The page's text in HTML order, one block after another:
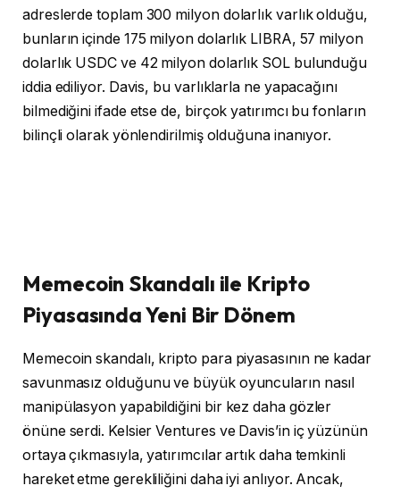
adreslerde toplam 300 milyon dolarlık varlık olduğu,
bunların içinde 175 milyon dolarlık LIBRA, 57 milyon
dolarlık USDC ve 42 milyon dolarlık SOL bulunduğu
iddia ediliyor. Davis, bu varlıklarla ne yapacağını
bilmediğini ifade etse de, birçok yatırımcı bu fonların
bilinçli olarak yönlendirilmiş olduğuna inanıyor.
Memecoin Skandalı ile Kripto
Piyasasında Yeni Bir Dönem
Memecoin skandalı, kripto para piyasasının ne kadar
savunmasız olduğunu ve büyük oyuncuların nasıl
manipülasyon yapabildiğini bir kez daha gözler
önüne serdi. Kelsier Ventures ve Davis’in iç yüzünün
ortaya çıkmasıyla, yatırımcılar artık daha temkinli
hareket etme gerekliliğini daha iyi anlıyor. Ancak,